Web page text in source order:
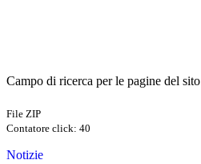
Campo di ricerca per le pagine del sito
File ZIP
Contatore click: 40
Notizie